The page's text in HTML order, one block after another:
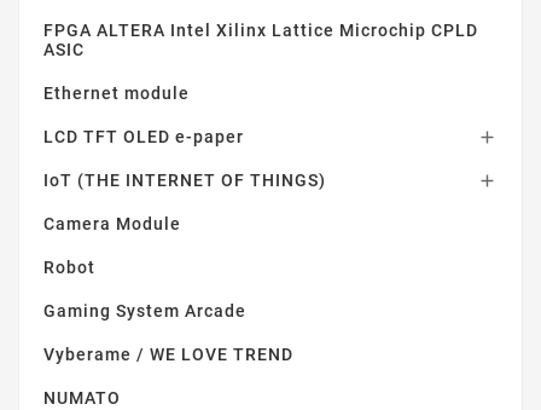
FPGA ALTERA Intel Xilinx Lattice Microchip CPLD
ASIC
Ethernet module
LCD TFT OLED e-paper 
IoT (THE INTERNET OF THINGS) 
Camera Module
Robot
Gaming System Arcade
Vyberame / WE LOVE TREND
NUMATO